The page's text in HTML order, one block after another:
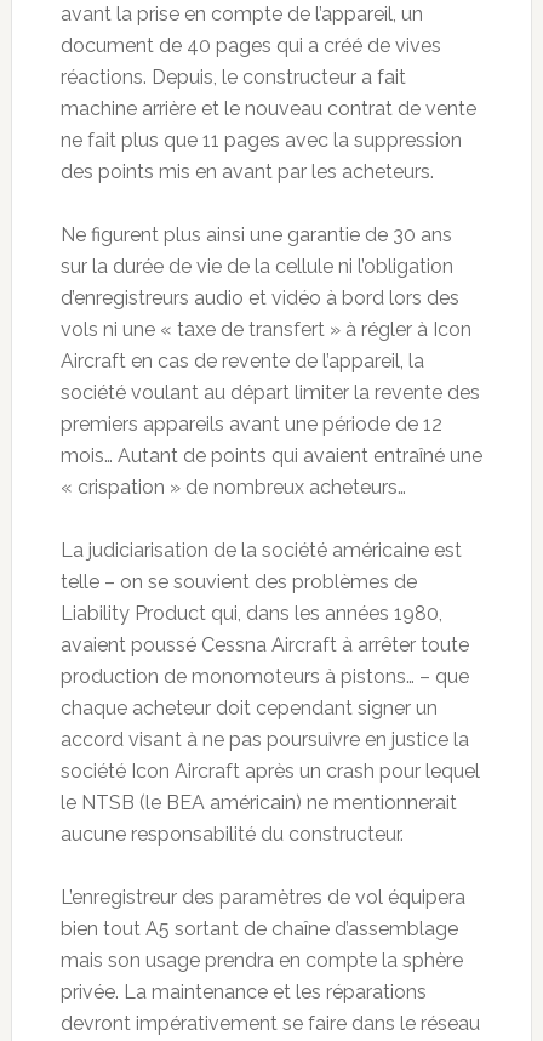
avant la prise en compte de l’appareil, un
document de 40 pages qui a créé de vives
réactions. Depuis, le constructeur a fait
machine arrière et le nouveau contrat de vente
ne fait plus que 11 pages avec la suppression
des points mis en avant par les acheteurs.
Ne figurent plus ainsi une garantie de 30 ans
sur la durée de vie de la cellule ni l’obligation
d’enregistreurs audio et vidéo à bord lors des
vols ni une « taxe de transfert » à régler à Icon
Aircraft en cas de revente de l’appareil, la
société voulant au départ limiter la revente des
premiers appareils avant une période de 12
mois… Autant de points qui avaient entraîné une
« crispation » de nombreux acheteurs…
La judiciarisation de la société américaine est
telle – on se souvient des problèmes de
Liability Product qui, dans les années 1980,
avaient poussé Cessna Aircraft à arrêter toute
production de monomoteurs à pistons… – que
chaque acheteur doit cependant signer un
accord visant à ne pas poursuivre en justice la
société Icon Aircraft après un crash pour lequel
le NTSB (le BEA américain) ne mentionnerait
aucune responsabilité du constructeur.
L’enregistreur des paramètres de vol équipera
bien tout A5 sortant de chaîne d’assemblage
mais son usage prendra en compte la sphère
privée. La maintenance et les réparations
devront impérativement se faire dans le réseau